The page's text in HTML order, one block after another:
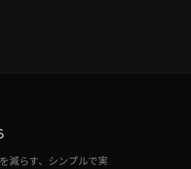
減らす、シンプルで実